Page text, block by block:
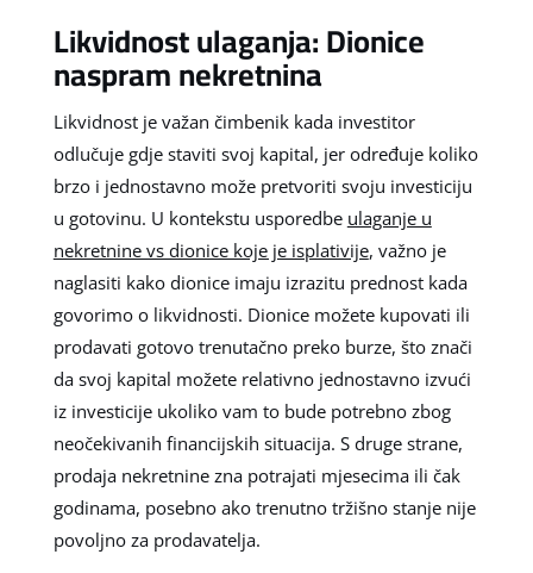
Likvidnost ulaganja: Dionice
naspram nekretnina
Likvidnost je važan čimbenik kada investitor
odlučuje gdje staviti svoj kapital, jer određuje koliko
brzo i jednostavno može pretvoriti svoju investiciju
u gotovinu. U kontekstu usporedbe ulaganje u
nekretnine vs dionice koje je isplativije, važno je
naglasiti kako dionice imaju izrazitu prednost kada
govorimo o likvidnosti. Dionice možete kupovati ili
prodavati gotovo trenutačno preko burze, što znači
da svoj kapital možete relativno jednostavno izvući
iz investicije ukoliko vam to bude potrebno zbog
neočekivanih financijskih situacija. S druge strane,
prodaja nekretnine zna potrajati mjesecima ili čak
godinama, posebno ako trenutno tržišno stanje nije
povoljno za prodavatelja.